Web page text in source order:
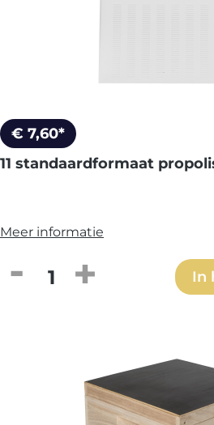
€ 7,60*
11 standaardformaat
Meer informatie
Producthoeveelheid: In